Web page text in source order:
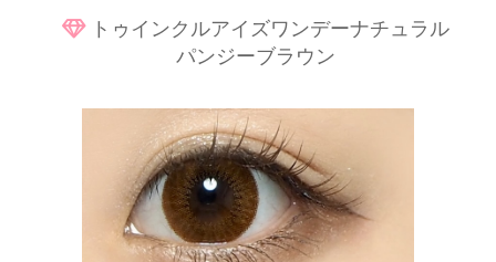
トゥインクルアイズワンデーナチュラル
パンジーブラウン